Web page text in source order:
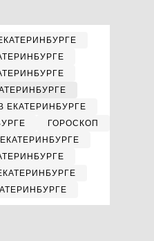
ЕКАТЕРИНБУРГЕ
ГОРОСКОП